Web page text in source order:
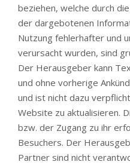
beziehen, welche durch
der dargebotenen
Nutzung fehlerhafter und
verursacht wurden, sind
Der Herausgeber kann
und ohne vorherige
und ist nicht dazu
Website zu aktualisieren.
bzw. der Zugang zu ihr
Besuchers. Der
Partner sind nicht